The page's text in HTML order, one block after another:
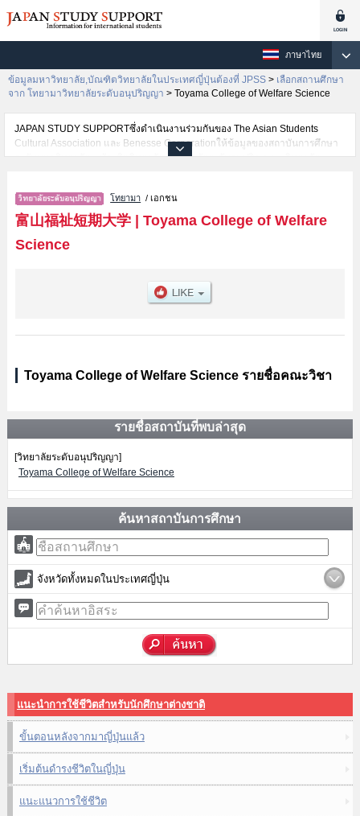
ภาษาไทย
ข้อมูลมหาวิทยาลัย,บัณฑิตวิทยาลัยในประเทศญี่ปุ่นต้องที่ JPSS > เลือกสถานศึกษา
จาก โทยามาวิทยาลัยระดับอนุปริญญา > Toyama College of Welfare Science
JAPAN STUDY SUPPORTซึ่งดำเนินงานร่วมกันของ The Asian Students
Cultural Association และ Benesse Corporationให้ข้อมูลของสถาบันการศึกษา
ระดับมหาวิทยาลัย・บัณฑิตวิทยาลัย・วิทยาลัยระดับอนุปริญญา・วิทยาลัย
สำหรับนักศึกษาต่างชาติเช่นข้อมูลของแต่ละคณะ,ข้อมูลการสอบคัดเลือกเข้า
ศึกษาเช่นจำนวนคนที่รับสมัครหรือจำนวนคนที่ผ่านการสอบคัดเลือก
เป็นต้น,แนะนำสถานที่,การเดินทางเป็นต้นไว้ด้วยดังนั้นขอเชิญใช้บริการค้นหา
ข้อมูลตามอัธยาศัย
โทยามา / เอกชน
富山福祉短期大学| Toyama College of Welfare
Science
Toyama College of Welfare Science รายชื่อคณะวิชา
รายชื่อสถาบันที่พบล่าสุด
[วิทยาลัยระดับอนุปริญญา]
Toyama College of Welfare Science
ค้นหาสถาบันการศึกษา
จังหวัดทั้งหมดในประเทศญี่ปุ่น
แนะนำการใช้ชีวิตสำหรับนักศึกษาต่างชาติ
ขั้นตอนหลังจากมาญี่ปุ่นแล้ว
เริ่มต้นดำรงชีวิตในญี่ปุ่น
แนะแนวการใช้ชีวิต